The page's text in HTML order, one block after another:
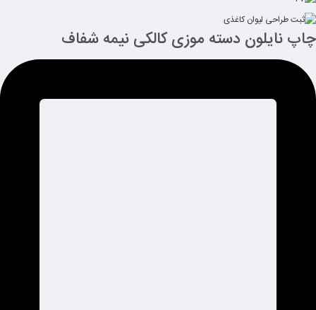
چاپ نایلون دسته موزی کالکی نیمه شفاف